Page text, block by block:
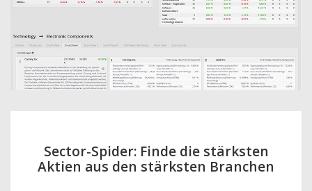
Sector-Spider: Finde die stärksten
Aktien aus den stärksten Branchen